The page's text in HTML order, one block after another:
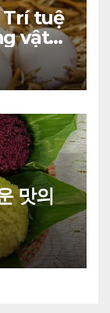
Trí tuệ
vật
맛의